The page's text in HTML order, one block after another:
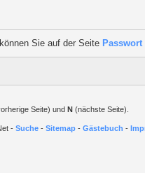
Sie auf der Seite
Seite) und N (nächste Seite).
- Suche - Sitemap - Gästebuch -